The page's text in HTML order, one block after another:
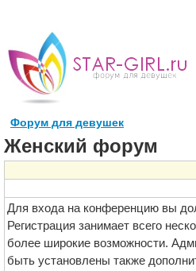
Форум для девушек
Женский форум
Для входа на конференцию вы
Регистрация занимает всего
более широкие возможности.
быть установлены также